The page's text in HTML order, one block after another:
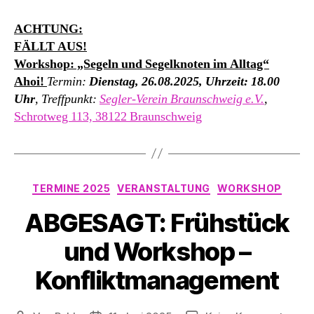
ACHTUNG:
FÄLLT AUS!
Workshop: „Segeln und Segelknoten im Alltag“
Ahoi! Termin: Dienstag, 26.08.2025, Uhrzeit: 18.00
Uhr, Treffpunkt: Segler-Verein Braunschweig e.V.,
Schrotweg 113, 38122 Braunschweig
Kategorien
TERMINE 2025 VERANSTALTUNG WORKSHOP
ABGESAGT: Frühstück
und Workshop –
Konfliktmanagement